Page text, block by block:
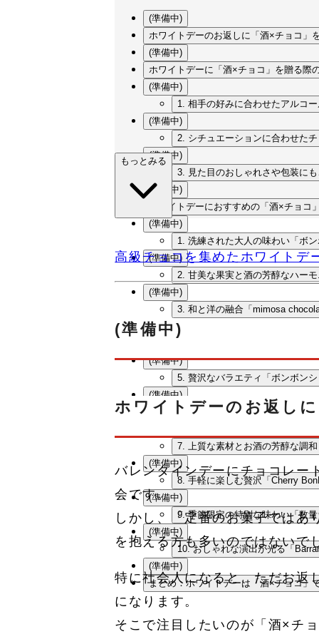
(準備中)
ホワイトデーのお返しに「酒×チョコ」
(準備中)
ホワイトデーに「酒×チョコ」を贈る際
(準備中)
1. 相手の好みに合わせたアルコ
(準備中)
2. シチュエーションに合わせた
(準備中)
3. 見た目のおしゃれさや包装に
(準備中)
ホワイトデーにおすすめの「酒×チョコ
(準備中)
1. 洗練された大人の味わい「ボ
(準備中)
2. 甘美な果実と酒の芳醇なハー
(準備中)
3. 和と洋の融合「mimosa
(準備中)
(準備中)
5. 贅沢なバラエティ「ボンボン
(準備中)
6. 日本酒の奥深さを閉じ込めた
7. 上質な素材とお酒の芳醇な調
(準備中)
8. 手軽に楽しむ贅沢「Cherry
(準備中)
9. 季節限定の特別な味わい「数
(準備中)
10. おしゃれな演出が光る「
(準備中)
まとめ：ホワイトデーは「酒×チョコ」
もっとみる
高級チョコを集めたホワイトデ
(準備中)
ホワイトデーのお返し
バレンタインデーにチョコレー
会です。
しかし、「定番のお菓子では
を抱える方も多いのではないで
特に社会人になると、ただお返
になります。
そこで注目したいのが「酒×チ